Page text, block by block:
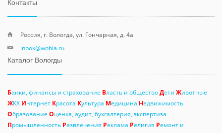
Контакты
Россия, г. Вологда, ул. Гончарная, д. 4а
inbox@wobla.ru
Каталог Вологды
Банки, финансы и страхование Власть и обществоДети Животные
ЖКХ Интернет Красота Культура Медицина Недвижимость
Образование Оценка, аудит, бухгалтерия, экспертиза
Промышленность Развлечения Реклама Религия Ремонт и